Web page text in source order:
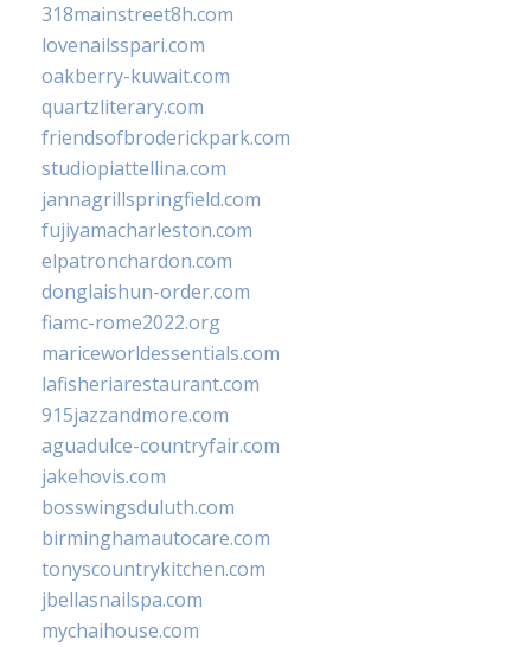
318mainstreet8h.com
lovenailsspari.com
oakberry-kuwait.com
quartzliterary.com
friendsofbroderickpark.com
studiopiattellina.com
jannagrillspringfield.com
fujiyamacharleston.com
elpatronchardon.com
donglaishun-order.com
fiamc-rome2022.org
mariceworldessentials.com
lafisheriarestaurant.com
915jazzandmore.com
aguadulce-countryfair.com
jakehovis.com
bosswingsduluth.com
birminghamautocare.com
tonyscountrykitchen.com
jbellasnailspa.com
mychaihouse.com